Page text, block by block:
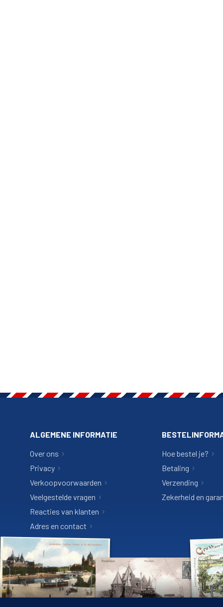
ALGEMENE INFORMATIE
Over ons
Privacy
Verkoopvoorwaarden
Veelgestelde vragen
Reacties van klanten
Adres en contact
Hoe bestel je?
Betaling
Verzending
Zekerheid en